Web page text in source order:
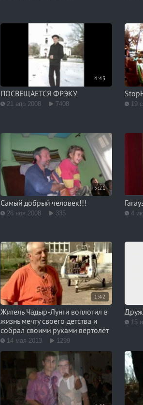
4:43
ПОСВЕЩАЕТСЯ ФРЭКУ
21 апр 2008 7408 19
5:21
Самый добрый человек!!!
26 ноя 2008 335 4
1:42
Житель Чадыр-Лунги воплотил в
жизнь мечту своего детства и
собрал своими руками вертолёт
14 мая 2013 1299
15